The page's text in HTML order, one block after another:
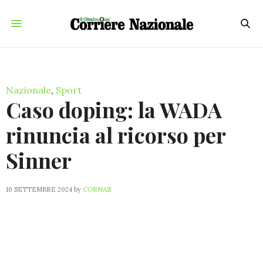
Nazionale, Sport
Caso doping: la WADA
rinuncia al ricorso per
Sinner
10 SETTEMBRE 2024 by CORNAZ